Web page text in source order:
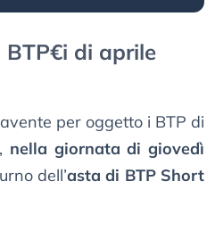
di aprile
per oggetto i BTP di
nella giornata di giovedì
dell’asta di BTP Short